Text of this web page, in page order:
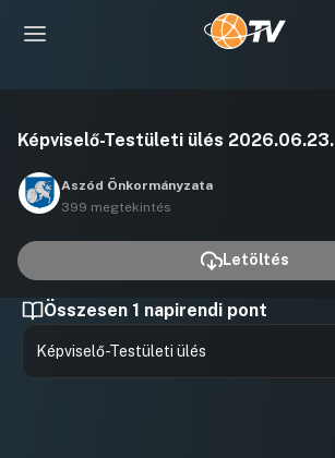
Képviselő-Testületi ülés 2026.06.23.
Aszód Önkormányzata
399 megtekintés
Letöltés
Összesen 1 napirendi pont
Képviselő-Testületi ülés